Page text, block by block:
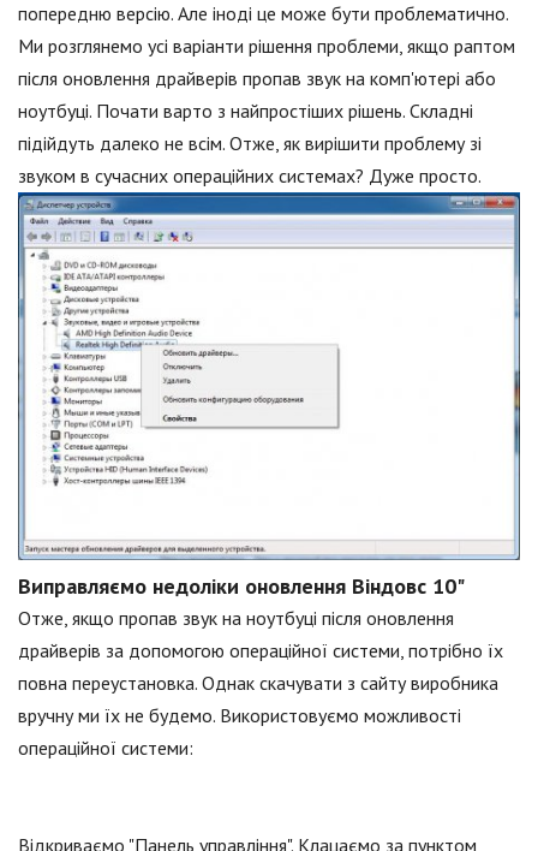
попередню версію. Але іноді це може бути проблематично.
Ми розглянемо усі варіанти рішення проблеми, якщо раптом
після оновлення драйверів пропав звук на комп'ютері або
ноутбуці. Почати варто з найпростіших рішень. Складні
підійдуть далеко не всім. Отже, як вирішити проблему зі
звуком в сучасних операційних системах? Дуже просто.
Виправляємо недоліки оновлення Віндовс 10"
Отже, якщо пропав звук на ноутбуці після оновлення
драйверів за допомогою операційної системи, потрібно їх
повна переустановка. Однак скачувати з сайту виробника
вручну ми їх не будемо. Використовуємо можливості
операційної системи:
Відкриваємо "Панель управління". Клацаємо за пунктом